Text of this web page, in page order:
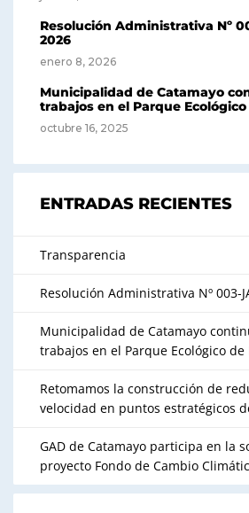
Resolución Administrativa Nº
2026
enero 8, 2026
Municipalidad de Catamayo
trabajos en el Parque
octubre 16, 2025
ENTRADAS RECIENTES
Transparencia
Resolución Administrativa Nº 003-
Municipalidad de Catamayo
trabajos en el Parque Ecológico de
Retomamos la construcción de
velocidad en puntos estratégicos
GAD de Catamayo participa en la
proyecto Fondo de Cambio